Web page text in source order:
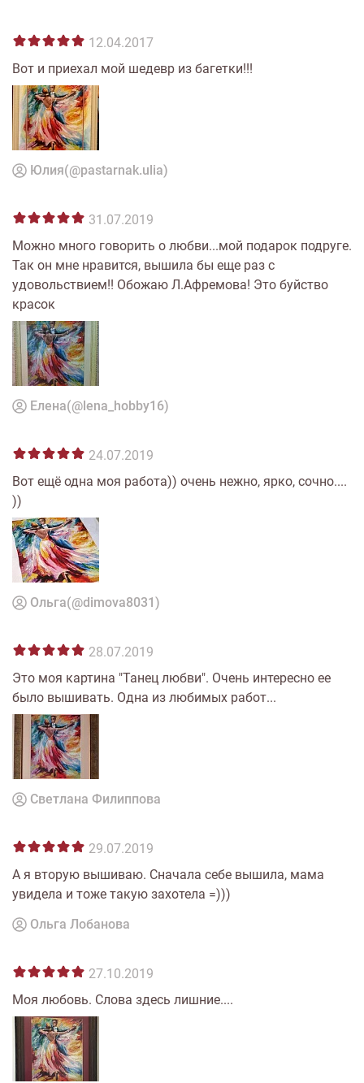
12.04.2017
Вот и приехал мой шедевр из багетки!!!
Юлия(@pastarnak.ulia)
31.07.2019
Можно много говорить о любви...мой подарок подруге.
Так он мне нравится, вышила бы еще раз с
удовольствием!! Обожаю Л.Афремова! Это буйство
красок
Елена(@lena_hobby16)
24.07.2019
Вот ещё одна моя работа)) очень нежно, ярко, сочно....
))
Ольга(@dimova8031)
28.07.2019
Это моя картина "Танец любви". Очень интересно ее
было вышивать. Одна из любимых работ...
Светлана Филиппова
29.07.2019
А я вторую вышиваю. Сначала себе вышила, мама
увидела и тоже такую захотела =)))
Ольга Лобанова
27.10.2019
Моя любовь. Слова здесь лишние....